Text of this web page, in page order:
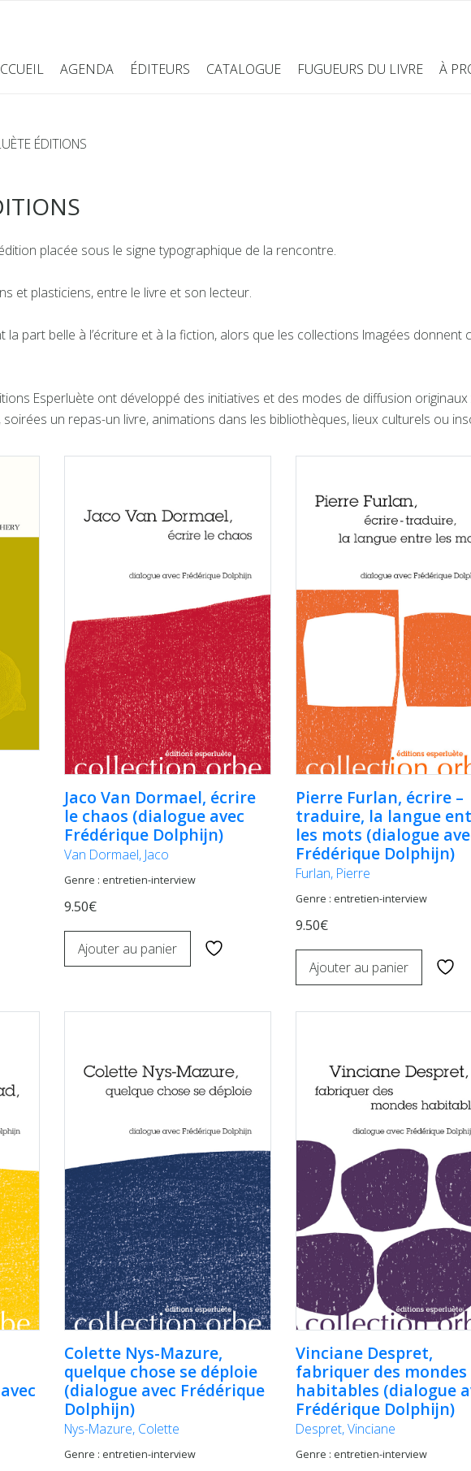
AGENDA ÉDITEURS CATALOGUE FUGUEURS DU LIVRE À
ÉDITIONS
placée sous le signe typographique de la rencontre.
et plasticiens, entre le livre et son lecteur.
la part belle à l’écriture et à la fiction, alors que les collections Imagées
Esperluète ont développé des initiatives et des modes de diffusion
un repas-un livre, animations dans les bibliothèques, lieux culturels ou
Jaco Van Dormael, écrire
le chaos (dialogue avec
Frédérique Dolphijn)
Van Dormael, Jaco
Genre : entretien-interview
9.50€
Ajouter au panier
Pierre Furlan, écrire –
traduire, la langue
les mots (dialogue
Frédérique Dolphijn)
Furlan, Pierre
Genre : entretien-interview
9.50€
Ajouter au panier
Colette Nys-Mazure,
quelque chose se déploie
(dialogue avec Frédérique
Dolphijn)
Nys-Mazure, Colette
Genre : entretien-interview
Vinciane Despret,
fabriquer des mondes
habitables (dialogue
Frédérique Dolphijn)
Despret, Vinciane
Genre : entretien-interview